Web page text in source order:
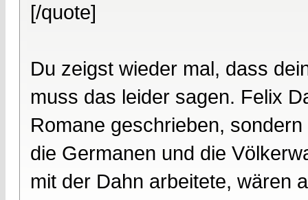
[/quote]
Du zeigst wieder mal, dass
muss das leider sagen. Felix
Romane geschrieben,
die Germanen und die
mit der Dahn arbeitete, wären